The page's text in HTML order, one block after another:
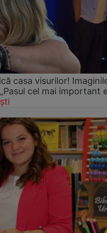
casa visurilor!
cel mai important